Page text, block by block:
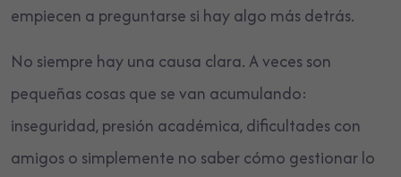
empiecen a preguntarse si hay algo más detrás.
No siempre hay una causa clara. A veces son
pequeñas cosas que se van acumulando:
inseguridad, presión académica, dificultades con
amigos o simplemente no saber cómo gestionar lo